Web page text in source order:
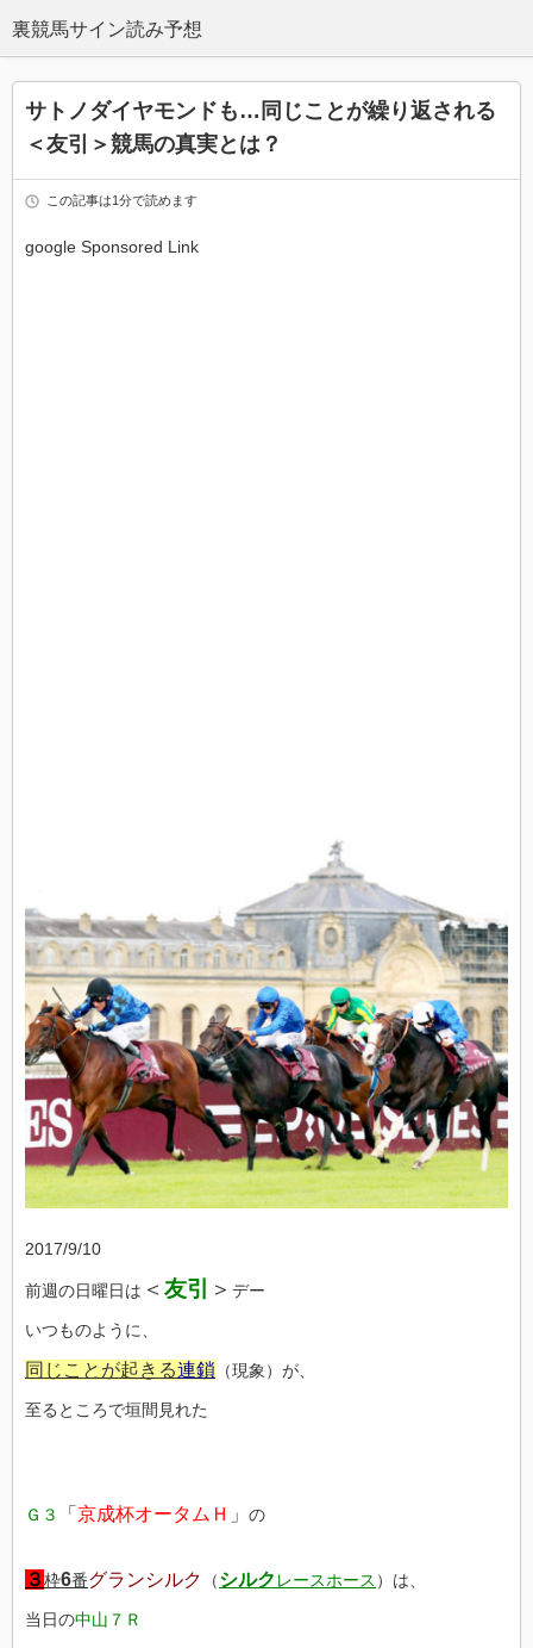
サトノダイヤモンドも…同じことが繰り返される
＜友引＞競馬の真実とは？
この記事は1分で読めます
google Sponsored Link
2017/9/10
前週の日曜日は ＜ 友引 ＞ デー
いつものように、
同じことが起きる連鎖 （現象）が、
至るところで垣間見れた
Ｇ３ 「 京成杯オータムＨ 」 の
３枠6番グランシルク （シルク レースホース ）は、
当日の中山７Ｒ